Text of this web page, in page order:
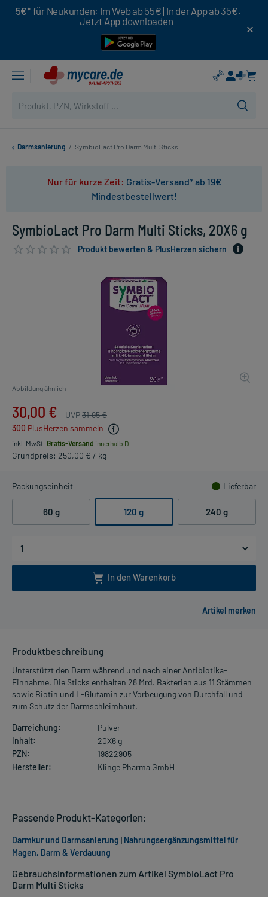
5€* für Neukunden: Im Web ab 55€ | In der App ab 35€.
Jetzt App downloaden
Darmsanierung / SymbioLact Pro Darm Multi Sticks
Nur für kurze Zeit: Gratis-Versand* ab 19€
Mindestbestellwert!
SymbioLact Pro Darm Multi Sticks, 20X6 g
Produkt bewerten & PlusHerzen sichern
Abbildung ähnlich
30,00 € UVP31,95 €
300 PlusHerzen sammeln
inkl. MwSt. Gratis-Versand innerhalb D.
Grundpreis: 250,00 € / kg
Packungseinheit Lieferbar
60 g 120 g 240 g
In den Warenkorb
Produktbeschreibung
Unterstützt den Darm während und nach einer Antibiotika-
Einnahme. Die Sticks enthalten 28 Mrd. Bakterien aus 11 Stämmen
sowie Biotin und L-Glutamin zur Vorbeugung von Durchfall und
zum Schutz der Darmschleimhaut.
Darreichung:
Pulver
Inhalt:
20X6 g
PZN:
19822905
Hersteller:
Klinge Pharma GmbH
Gebrauchsinformationen zum Artikel SymbioLact Pro
Darm Multi Sticks
Passende Produkt-Kategorien:
Darmkur und Darmsanierung | Nahrungsergänzungsmittel für
Magen, Darm & Verdauung